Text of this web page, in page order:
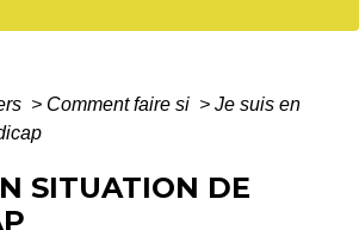
> Comment faire si > Je suis en
SITUATION DE